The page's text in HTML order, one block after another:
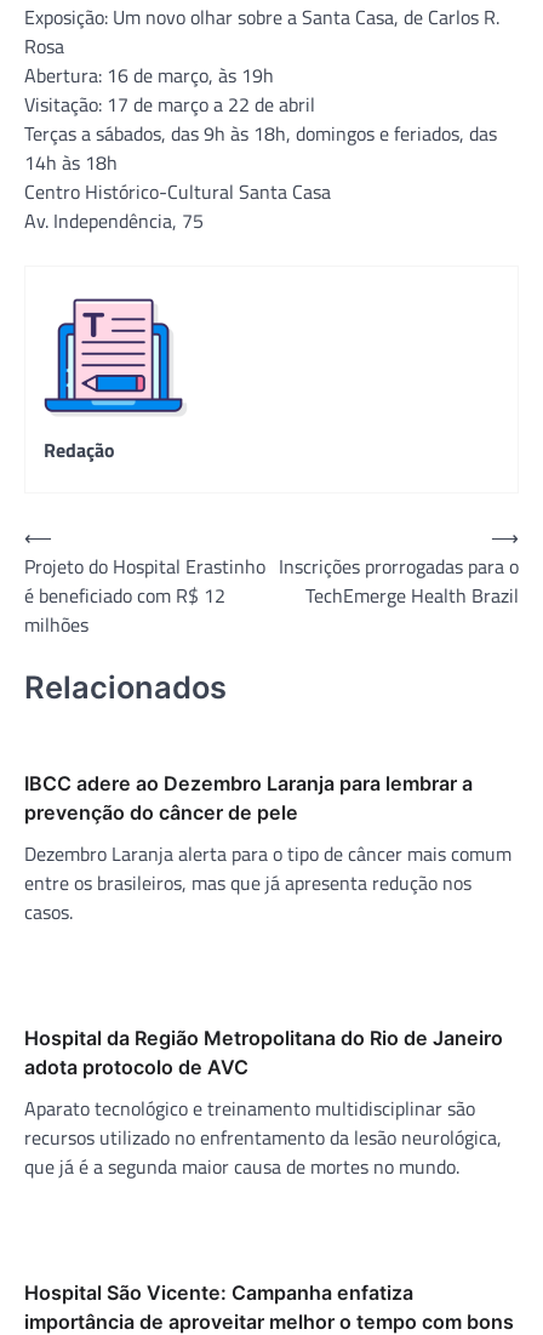
Exposição: Um novo olhar sobre a Santa Casa, de Carlos R.
Rosa
Abertura: 16 de março, às 19h
Visitação: 17 de março a 22 de abril
Terças a sábados, das 9h às 18h, domingos e feriados, das
14h às 18h
Centro Histórico-Cultural Santa Casa
Av. Independência, 75
Redação
Navegação
de
Post
⟵
Projeto do Hospital Erastinho
é beneficiado com R$ 12
milhões
Inscrições prorrogadas para o
TechEmerge Health Brazil
⟶
Relacionados
IBCC adere ao Dezembro Laranja para lembrar a
prevenção do câncer de pele
Dezembro Laranja alerta para o tipo de câncer mais comum
entre os brasileiros, mas que já apresenta redução nos
casos.
Hospital da Região Metropolitana do Rio de Janeiro
adota protocolo de AVC
Aparato tecnológico e treinamento multidisciplinar são
recursos utilizado no enfrentamento da lesão neurológica,
que já é a segunda maior causa de mortes no mundo.
Hospital São Vicente: Campanha enfatiza
importância de aproveitar melhor o tempo com bons